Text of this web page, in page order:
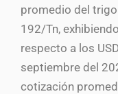
promedio del trigo
192/Tn,
respecto a los
septiembre del
cotización